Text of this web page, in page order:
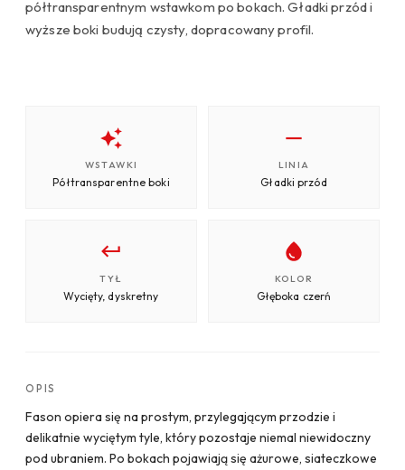
półtransparentnym wstawkom po bokach. Gładki przód i
wyższe boki budują czysty, dopracowany profil.
WSTAWKI
Półtransparentne boki
LINIA
Gładki przód
TYŁ
Wycięty, dyskretny
KOLOR
Głęboka czerń
OPIS
Fason opiera się na prostym, przylegającym przodzie i
delikatnie wyciętym tyle, który pozostaje niemal niewidoczny
pod ubraniem. Po bokach pojawiają się ażurowe, siateczkowe